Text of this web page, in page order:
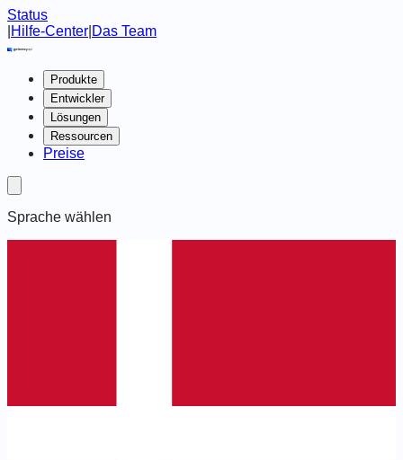
Status
Hilfe-Center Das Team
Produkte
Entwickler
Lösungen
Ressourcen
Preise
Sprache wählen